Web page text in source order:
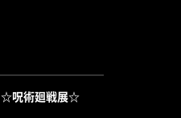
☆呪術廻戦展☆